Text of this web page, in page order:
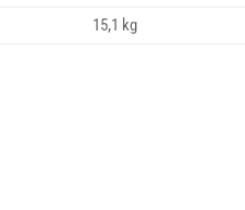
15,1 kg